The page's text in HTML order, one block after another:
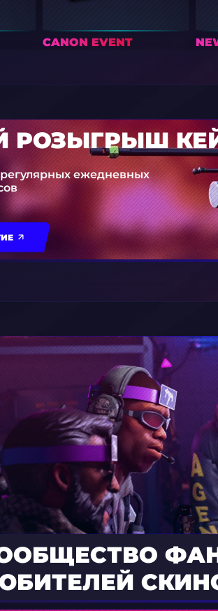
CANON EVENT
РОЗЫГРЫШ
ежедневных